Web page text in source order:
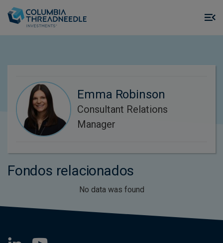
Emma Robinson
Consultant Relations
Manager
Fondos relacionados
No data was found